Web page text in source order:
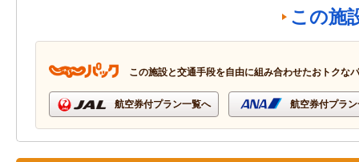
この施
この施設と交通手段を自由に組み合わせたおトクな
航空券付プラン一覧へ 航空券付プラ